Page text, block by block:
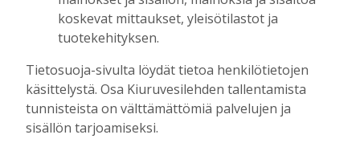
Kiuruvedellä? “Onhan sitä osannut
odottaa”, toteaa luomusikalan yrittäjä
Tilaajille
Hanna Soini 4.8.2026 18:00
Liikuntasalin purku kovaa vauhtia
käynnissä – Pihalla kaivuutöitä jarruttaa
kallio
koskevat mittaukset, yleisötilastot ja
tuotekehityksen.
Tietosuoja-sivulta löydät tietoa henkilötietojen
käsittelystä. Osa Kiuruvesilehden tallentamista
tunnisteista on välttämättömiä palvelujen ja
sisällön tarjoamiseksi.